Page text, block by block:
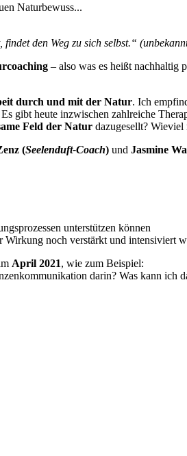
Naturbewuss...
findet den Weg zu sich selbst.“
– also was es heißt nachhaltig
durch und mit der Natur. Ich
gibt heute inzwischen zahlreiche
Feld der Natur dazugesellt?
(Seelenduft-Coach) und Jasmine
unterstützen können
noch verstärkt und intensiviert
April 2021, wie zum Beispiel:
darin? Was kann ich